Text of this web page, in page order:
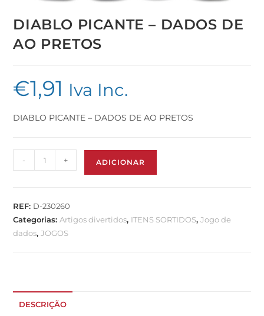
DIABLO PICANTE – DADOS DE
AO PRETOS
€1,91 Iva Inc.
DIABLO PICANTE – DADOS DE AO PRETOS
- + ADICIONAR
REF: D-230260
Categorias:Artigos divertidos, ITENS SORTIDOS,Jogo de
dados,JOGOS
DESCRIÇÃO